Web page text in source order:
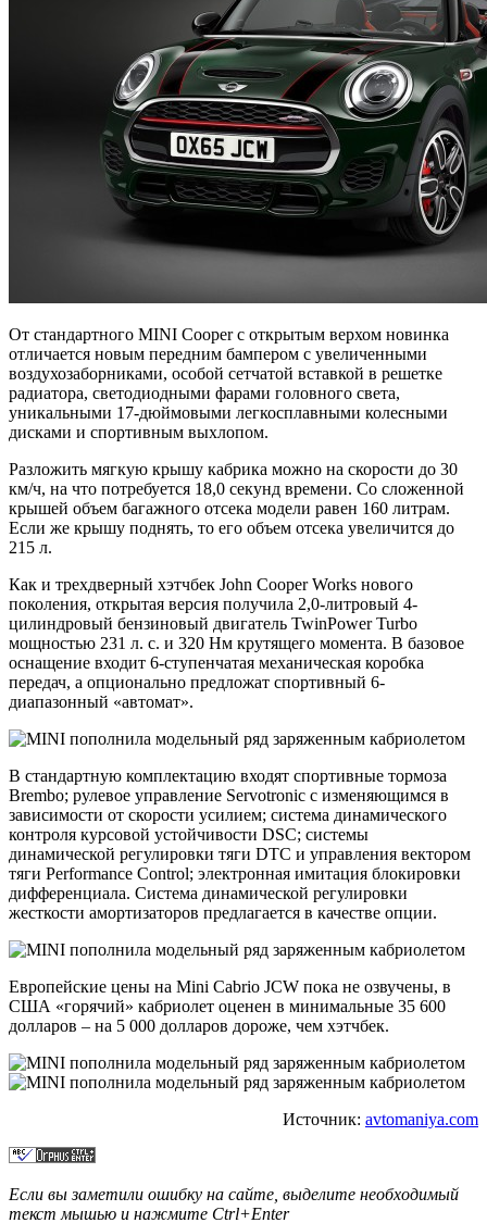
От стандартного MINI Cooper с открытым верхом новинка
отличается новым передним бампером с увеличенными
воздухозаборниками, особой сетчатой вставкой в решетке
радиатора, светодиодными фарами головного света,
уникальными 17-дюймовыми легкосплавными колесными
дисками и спортивным выхлопом.
Разложить мягкую крышу кабрика можно на скорости до 30
км/ч, на что потребуется 18,0 секунд времени. Со сложенной
крышей объем багажного отсека модели равен 160 литрам.
Если же крышу поднять, то его объем отсека увеличится до
215 л.
Как и трехдверный хэтчбек John Cooper Works нового
поколения, открытая версия получила 2,0-литровый 4-
цилиндровый бензиновый двигатель TwinPower Turbo
мощностью 231 л. с. и 320 Нм крутящего момента. В базовое
оснащение входит 6-ступенчатая механическая коробка
передач, а опционально предложат спортивный 6-
диапазонный «автомат».
В стандартную комплектацию входят спортивные тормоза
Brembo; рулевое управление Servotronic с изменяющимся в
зависимости от скорости усилием; система динамического
контроля курсовой устойчивости DSC; системы
динамической регулировки тяги DTC и управления вектором
тяги Performance Control; электронная имитация блокировки
дифференциала. Система динамической регулировки
жесткости амортизаторов предлагается в качестве опции.
Европейские цены на Mini Cabrio JCW пока не озвучены, в
США «горячий» кабриолет оценен в минимальные 35 600
долларов – на 5 000 долларов дороже, чем хэтчбек.
Источник: avtomaniya.com
Если вы заметили ошибку на сайте, выделите необходимый
текст мышью и нажмите Ctrl+Enter